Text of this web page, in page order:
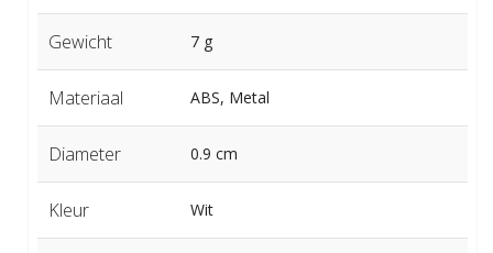
Gewicht 7 g
Materiaal ABS, Metal
Diameter 0.9 cm
Kleur Wit